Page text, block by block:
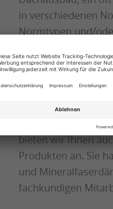
in verschiedenen
Normtypen und/
Zur Dämmung
Dämmstoffe, die
HolzLand-
auf hochwertige
bieten wir Ihnen
Produkten an. Sie
und
fachkundigen